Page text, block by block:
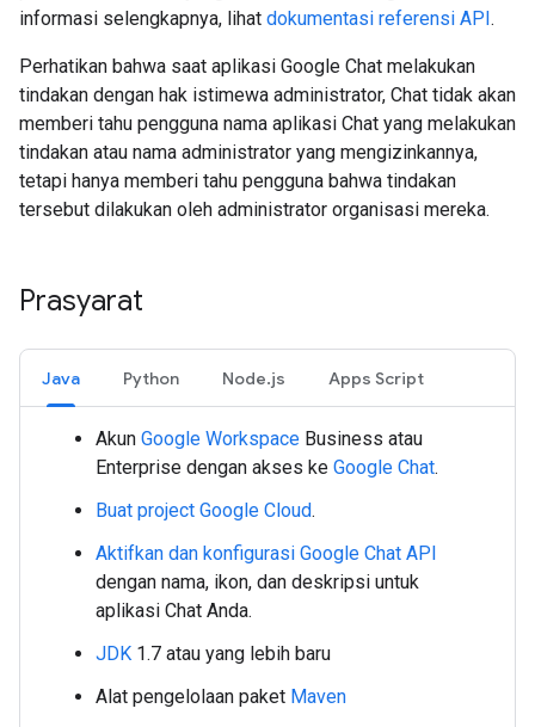
informasi selengkapnya, lihat dokumentasi referensi API.
Perhatikan bahwa saat aplikasi Google Chat melakukan
tindakan dengan hak istimewa administrator, Chat tidak akan
memberi tahu pengguna nama aplikasi Chat yang melakukan
tindakan atau nama administrator yang mengizinkannya,
tetapi hanya memberi tahu pengguna bahwa tindakan
tersebut dilakukan oleh administrator organisasi mereka.
Prasyarat
Java Python Node.js Apps Script
Akun Google Workspace Business atau
Enterprise dengan akses ke Google Chat.
Buat project Google Cloud.
Aktifkan dan konfigurasi Google Chat API
dengan nama, ikon, dan deskripsi untuk
aplikasi Chat Anda.
JDK 1.7 atau yang lebih baru
Alat pengelolaan paket Maven